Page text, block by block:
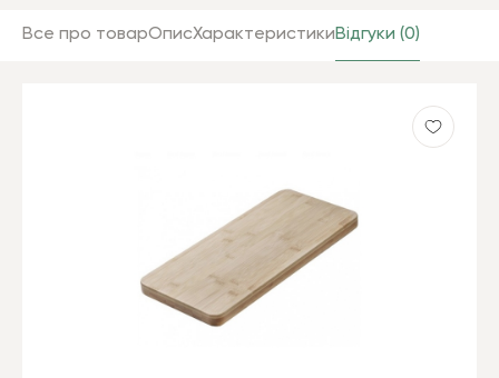
Все про товарОписХарактеристикиВідгуки (0)